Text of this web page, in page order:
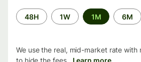
Time
period
48H 1W 1M 6M
We use the real, mid-market rate with